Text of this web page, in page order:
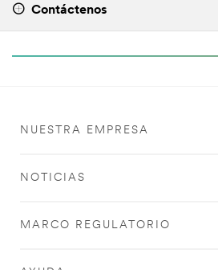
Contáctenos
NUESTRA EMPRESA
NOTICIAS
MARCO REGULATORIO